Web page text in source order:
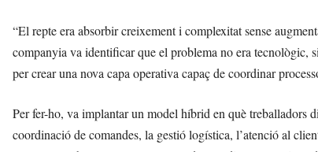
“El repte era absorbir creixement i complexitat sense
companyia va identificar que el problema no era tecnològic,
per crear una nova capa operativa capaç de coordinar
Per fer-ho, va implantar un model híbrid en què treballadors
coordinació de comandes, la gestió logística, l’atenció al